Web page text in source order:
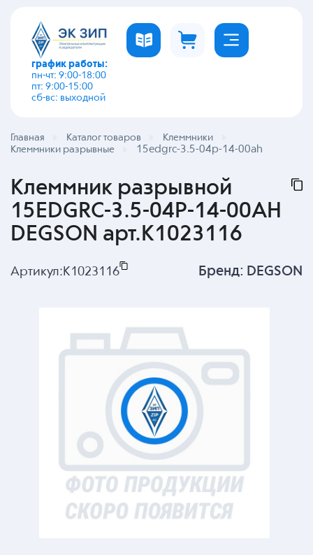
график работы:
пн-чт: 9:00-18:00
пт: 9:00-15:00
сб-вс: выходной
Главная Каталог товаров
Клеммники
Клеммники разрывные
15edgrc-3.5-04p-14-00ah
Клеммник разрывной
15EDGRC-3.5-04P-14-00AH
DEGSON арт.K1023116
Артикул: K1023116 Бренд: DEGSON